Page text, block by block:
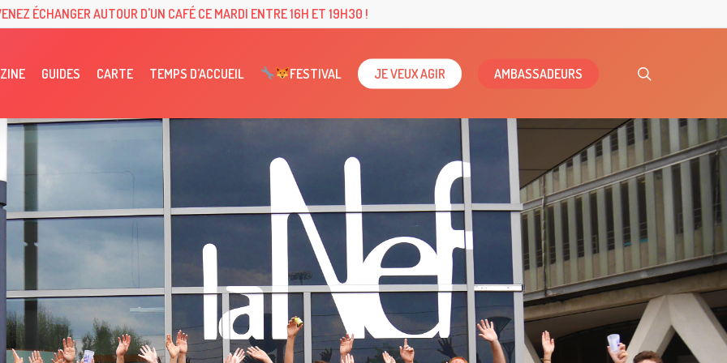
ÉCHANGER AUTOUR D'UN CAFÉ CE MARDI ENTRE 16H ET 19H30 !
GUIDES CARTE TEMPS D’ACCUEIL FESTIVAL JE VEUX AGIR AMBASSADEURS